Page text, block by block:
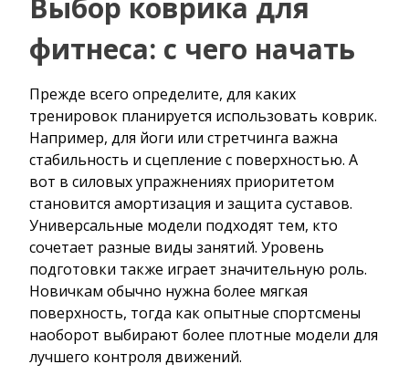
Выбор коврика для
фитнеса: с чего начать
Прежде всего определите, для каких
тренировок планируется использовать коврик.
Например, для йоги или стретчинга важна
стабильность и сцепление с поверхностью. А
вот в силовых упражнениях приоритетом
становится амортизация и защита суставов.
Универсальные модели подходят тем, кто
сочетает разные виды занятий. Уровень
подготовки также играет значительную роль.
Новичкам обычно нужна более мягкая
поверхность, тогда как опытные спортсмены
наоборот выбирают более плотные модели для
лучшего контроля движений.